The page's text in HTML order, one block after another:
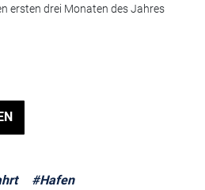
ersten drei Monaten des Jahres
#Hafen